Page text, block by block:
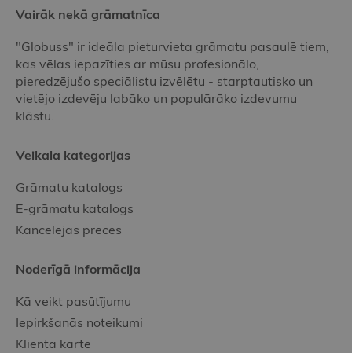
Vairāk nekā grāmatnīca
"Globuss" ir ideāla pieturvieta grāmatu pasaulē tiem,
kas vēlas iepazīties ar mūsu profesionālo,
pieredzējušo speciālistu izvēlētu - starptautisko un
vietējo izdevēju labāko un populārāko izdevumu
klāstu.
Veikala kategorijas
Grāmatu katalogs
E-grāmatu katalogs
Kancelejas preces
Noderīgā informācija
Kā veikt pasūtījumu
Iepirkšanās noteikumi
Klienta karte